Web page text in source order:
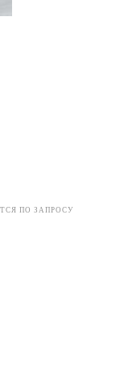
ПО ЗАПРОСУ